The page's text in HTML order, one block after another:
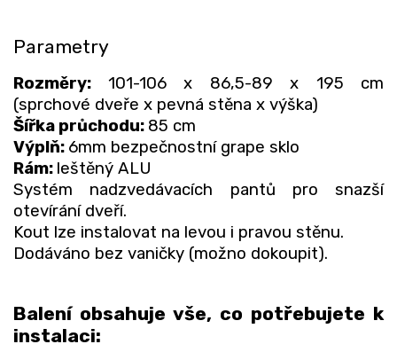
Parametry
Rozměry: 101-106 x 86,5-89 x 195 cm
(sprchové dveře x pevná stěna x výška)
Šířka průchodu: 85 cm
Výplň: 6mm bezpečnostní grape sklo
Rám: leštěný ALU
Systém nadzvedávacích pantů pro snazší
otevírání dveří.
Kout lze instalovat na levou i pravou stěnu.
Dodáváno bez vaničky (možno dokoupit).
Balení obsahuje vše, co potřebujete k
instalaci: